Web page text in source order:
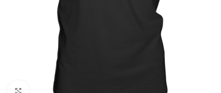
Klick zum Vergrößern